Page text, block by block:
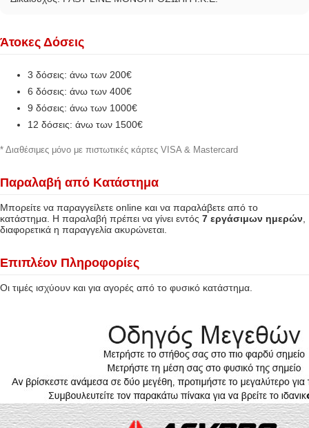
Άτοκες Δόσεις
3 δόσεις: άνω των 200€
6 δόσεις: άνω των 400€
9 δόσεις: άνω των 1000€
12 δόσεις: άνω των 1500€
* Διαθέσιμες μόνο με πιστωτικές κάρτες VISA & Mastercard
Παραλαβή από Κατάστημα
Μπορείτε να παραγγείλετε online και να παραλάβετε από το
κατάστημα. Η παραλαβή πρέπει να γίνει εντός 7 εργάσιμων ημερών
διαφορετικά η παραγγελία ακυρώνεται.
Επιπλέον Πληροφορίες
Οι τιμές ισχύουν και για αγορές από το φυσικό κατάστημα.